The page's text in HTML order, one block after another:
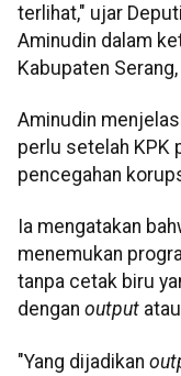
terlihat," ujar
Aminudin dalam
Kabupaten
Aminudin
perlu setelah KPK
pencegahan
Ia mengatakan
menemukan
tanpa cetak biru
dengan output
"Yang dijadikan